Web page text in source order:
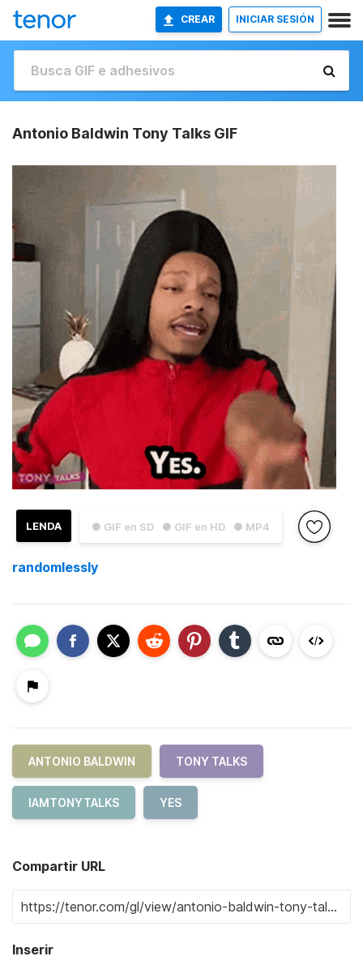
CREAR INICIAR SESIÓN
Antonio Baldwin Tony Talks GIF
● GIF en SD ● GIF en HD ● MP4
LENDA
randomlessly
ANTONIO BALDWIN TONY TALKS
IAMTONYTALKS YES
Compartir URL
Inserir